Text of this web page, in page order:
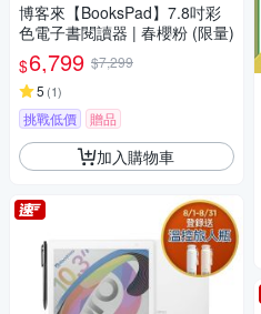
博客來【BooksPad】7.8吋彩
色電子書閱讀器 | 春櫻粉 (限量)
$6,799 $7,299
5 (1)
挑戰低價 贈品
加入購物車